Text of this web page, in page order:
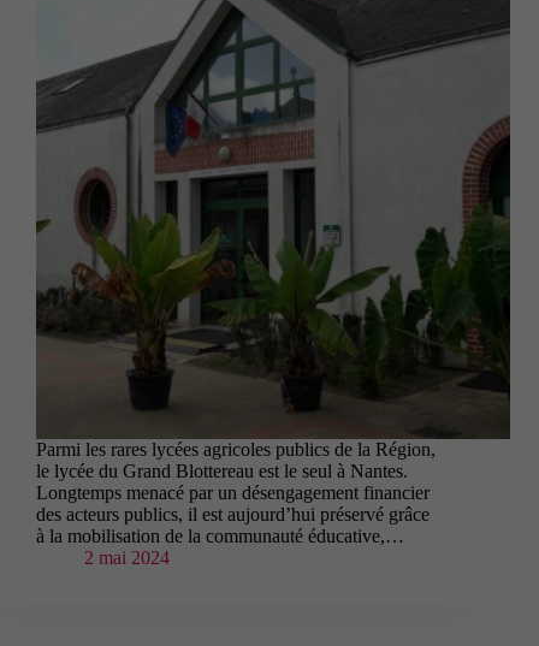
Parmi les rares lycées agricoles publics de la Région,
le lycée du Grand Blottereau est le seul à Nantes.
Longtemps menacé par un désengagement financier
des acteurs publics, il est aujourd’hui préservé grâce
à la mobilisation de la communauté éducative,…
2 mai 2024